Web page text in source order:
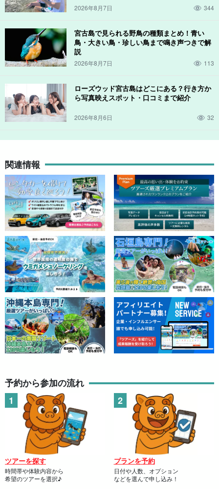
2026年8月7日 344
宮古島で見られる野鳥の種類まとめ！青い
鳥・大きい鳥・珍しい鳥まで鳴き声つきで解
説
2026年8月7日 113
ローズウッド宮古島はどこにある？行き方か
ら写真映えスポット・口コミまで紹介
2026年8月6日 32
関連情報
予約から参加の流れ
ツアーを探す
時間帯や体験内容から
希望のツアーを選択♪
プランを予約
日付や人数、オプション
などを選んで申し込み！